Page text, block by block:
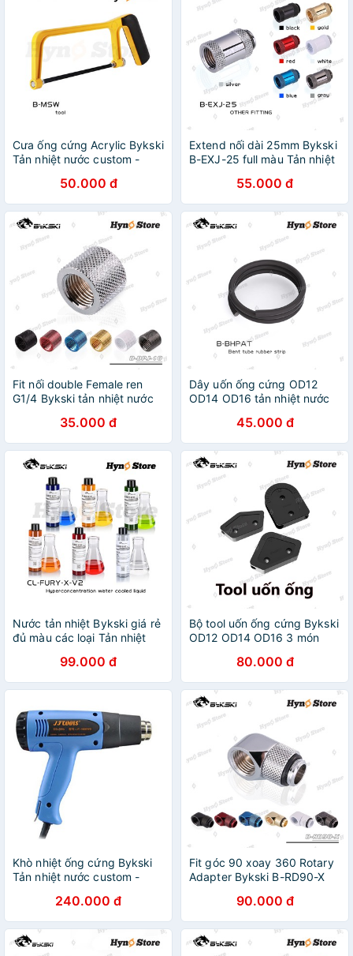
Cưa ống cứng Acrylic Bykski
Tản nhiệt nước custom -
50.000 đ
Extend nối dài 25mm Bykski
B-EXJ-25 full màu Tản nhiệt
55.000 đ
Fit nối double Female ren
G1/4 Bykski tản nhiệt nước
35.000 đ
Dây uốn ống cứng OD12
OD14 OD16 tản nhiệt nước
45.000 đ
Nước tản nhiệt Bykski giá rẻ
đủ màu các loại Tản nhiệt
99.000 đ
Bộ tool uốn ống cứng Bykski
OD12 OD14 OD16 3 món
Hyno Store80.000 đ
Khò nhiệt ống cứng Bykski
Tản nhiệt nước custom -
240.000 đ
Fit góc 90 xoay 360 Rotary
Adapter Bykski B-RD90-X
Hyno Store90.000 đ